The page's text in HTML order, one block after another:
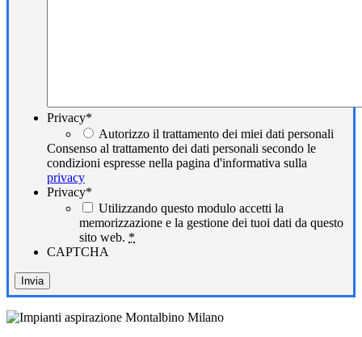
Privacy*
Autorizzo il trattamento dei miei dati personali
Consenso al trattamento dei dati personali secondo le
condizioni espresse nella pagina d'informativa sulla
privacy
Privacy*
Utilizzando questo modulo accetti la
memorizzazione e la gestione dei tuoi dati da questo
sito web. *
CAPTCHA